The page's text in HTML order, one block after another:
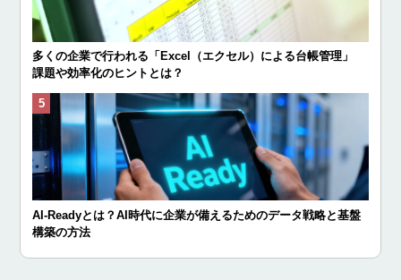
多くの企業で行われる「Excel（エクセル）による台帳管理」
課題や効率化のヒントとは？
AI-Readyとは？AI時代に企業が備えるためのデータ戦略と基盤
構築の方法